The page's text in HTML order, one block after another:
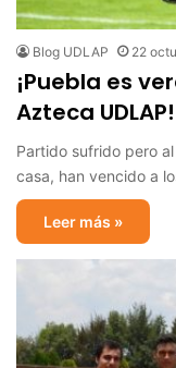
Blog UDLAP 22
¡Puebla es
Azteca UDLAP!
Partido sufrido pero
casa, han vencido a
Leer más »